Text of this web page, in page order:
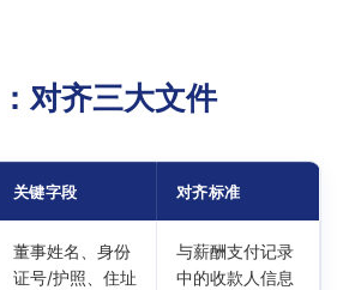
对齐三大文件
关键字段 对齐标准
董事姓名、身份
证号/护照、住址
与薪酬支付记录
中的收款人信息